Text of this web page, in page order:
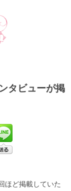
タビューが掲
ほど掲載していた